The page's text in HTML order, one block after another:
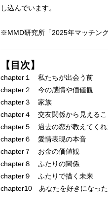
し込んでいます。
※MMD研究所「2025年マッチン
【目次】
chapter１ 私たちが出会う前
chapter２ 今の感情や価値観
chapter３ 家族
chapter４ 交友関係から見えるこ
chapter５ 過去の恋が教えてくれ
chapter６ 愛情表現の本音
chapter７ お金の価値観
chapter８ ふたりの関係
chapter９ ふたりで描く未来
chapter10 あなたを好きになっ